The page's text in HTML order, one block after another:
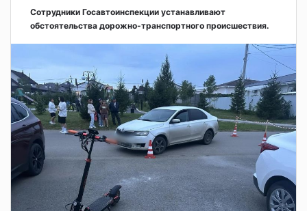
Сотрудники Госавтоинспекции устанавливают
обстоятельства дорожно-транспортного происшествия.